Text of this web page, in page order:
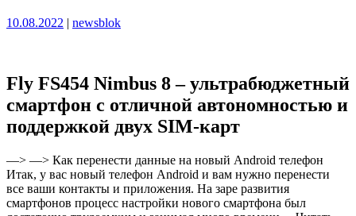
Опубликовано
10.08.2022 | Опубликовано
newsblok
Fly FS454 Nimbus 8 – ультрабюджетный
смартфон с отличной автономностью и
поддержкой двух SIM-карт
—> —> Как перенести данные на новый Android телефон
Итак, у вас новый телефон Android и вам нужно перенести
все ваши контакты и приложения. На заре развития
смартфонов процесс настройки нового смартфона был